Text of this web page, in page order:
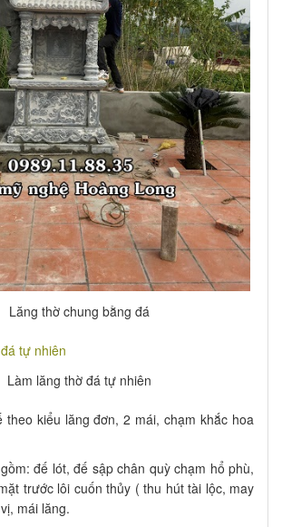
Lăng thờ chung bằng đá
Làm lăng thờ đá tự nhiên
theo kiểu lăng đơn, 2 mái, chạm khắc hoa
đế lót, đế sập chân quỳ chạm hổ phù,
trước lôi cuốn thủy ( thu hút tài lộc, may
mái lăng.